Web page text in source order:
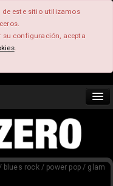
este sitio utilizamos
configuración, acepta
.
rock / power pop / glam